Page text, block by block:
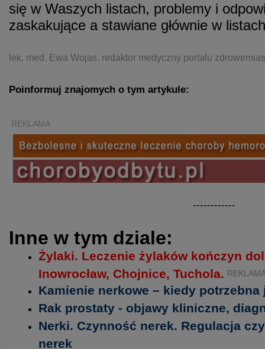
się w Waszych listach, problemy i
zaskakujące a stawiane głównie w
lek. med. Ewa Wojas, redaktor medyczny portalu
Poinformuj znajomych o tym artykule:
REKLAMA
------------
Inne w tym dziale:
Żylaki. Leczenie żylaków kończyn
Inowrocław, Chojnice, Tuchola.
Kamienie nerkowe – kiedy potrzebna
Rak prostaty - objawy kliniczne,
Nerki. Czynność nerek. Regulacja
nerek